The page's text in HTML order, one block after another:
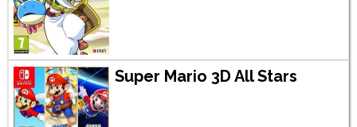
Super Mario 3D All Stars